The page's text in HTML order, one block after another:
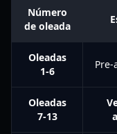
Número
de oleada
Oleadas
1-6
Oleadas
7-13